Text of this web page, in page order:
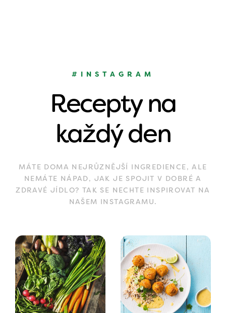
#INSTAGRAM
Recepty na
každý den
MÁTE DOMA NEJRŮZNĚJŠÍ INGREDIENCE, ALE
NEMÁTE NÁPAD, JAK JE SPOJIT V DOBRÉ A
ZDRAVÉ JÍDLO? TAK SE NECHTE INSPIROVAT NA
NAŠEM INSTAGRAMU.